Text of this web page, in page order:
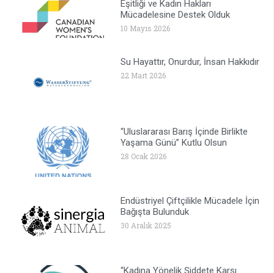
Eşitliği ve Kadın Hakları
Mücadelesine Destek Olduk
10 Mayıs 2026
Su Hayattır, Onurdur, İnsan Hakkıdır
22 Mart 2026
“Uluslararası Barış İçinde Birlikte
Yaşama Günü” Kutlu Olsun
28 Ocak 2026
Endüstriyel Çiftçilikle Mücadele İçin
Bağışta Bulunduk
30 Aralık 2025
“Kadına Yönelik Şiddete Karşı